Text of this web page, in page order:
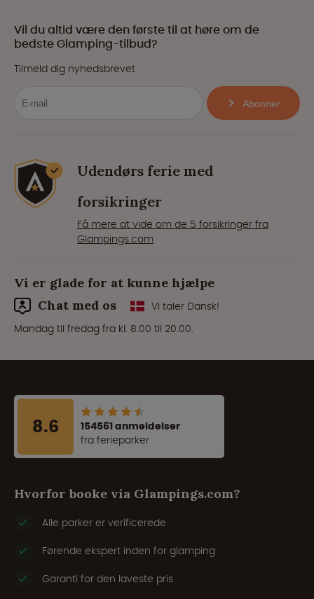
Vil du altid være den første til at høre om de
bedste Glamping-tilbud?
Tilmeld dig nyhedsbrevet
Abonner
Udendørs ferie med
forsikringer
Få mere at vide om de 5 forsikringer fra
Glampings.com
Vi er glade for at kunne hjælpe
Chat med os
Vi taler Dansk!
Mandag til fredag fra kl. 8.00 til 20.00.
8.6
154561 anmeldelser
fra ferieparker
Hvorfor booke via Glampings.com?
Alle parker er verificerede
Førende ekspert inden for glamping
Garanti for den laveste pris